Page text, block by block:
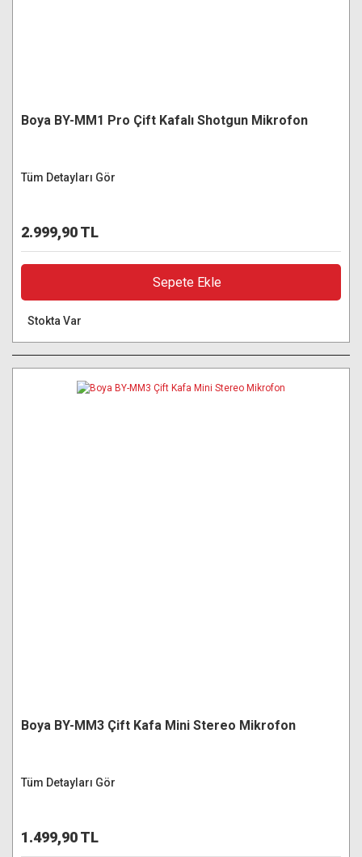
Boya BY-MM1 Pro Çift Kafalı Shotgun Mikrofon
Tüm Detayları Gör
2.999,90 TL
Sepete Ekle
Stokta Var
Boya BY-MM3 Çift Kafa Mini Stereo Mikrofon
Tüm Detayları Gör
1.499,90 TL